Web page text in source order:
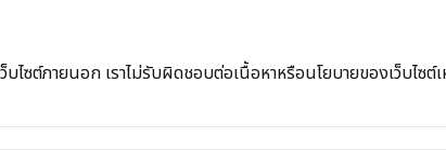
ว็บไซต์ภายนอก เราไม่รับผิดชอบต่อเนื้อหาหรือนโยบายของเว็บไ